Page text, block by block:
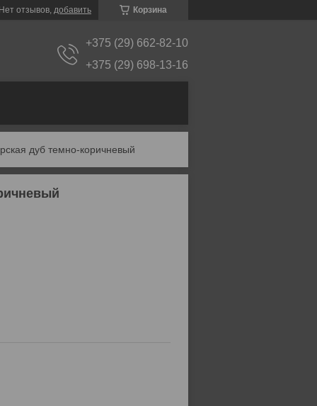
Корзина
отзывов, добавить
+375 (29) 662-82-10
+375 (29) 698-13-16
дуб темно-коричневый